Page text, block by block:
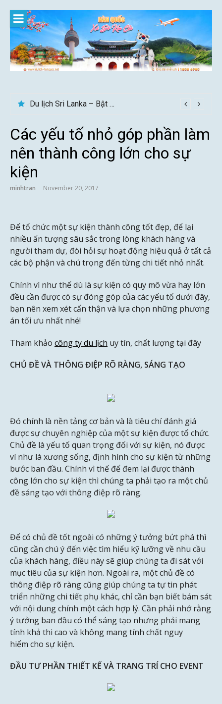
content
Du lịch Sri Lanka – Bật mí nên đi mùa nào đẹp
Các yếu tố nhỏ góp phần làm
nên thành công lớn cho sự
kiện
minhtran November 20, 2017
Để tổ chức một sự kiện thành công tốt đẹp, để lại
nhiều ấn tượng sâu sắc trong lòng khách hàng và
người tham dự, đòi hỏi sự hoạt động hiệu quả ở tất cả
các bộ phận và chú trọng đến từng chi tiết nhỏ nhất.
Chính vì như thế dù là sự kiện có quy mô vừa hay lớn
đều cần được có sự đóng góp của các yếu tố dưới đây,
bạn nên xem xét cẩn thận và lựa chọn những phương
án tối ưu nhất nhé!
Tham khảo công ty du lịch uy tín, chất lượng tại đây
CHỦ ĐỀ VÀ THÔNG ĐIỆP RÕ RÀNG, SÁNG TẠO
Đó chính là nền tảng cơ bản và là tiêu chí đánh giá
được sự chuyên nghiệp của một sự kiện được tổ chức.
Chủ đề là yếu tố quan trọng đối với sự kiện, nó được
ví như là xương sống, định hình cho sự kiện từ những
bước ban đầu. Chính vì thế để đem lại được thành
công lớn cho sự kiện thì chúng ta phải tạo ra một chủ
đề sáng tạo với thông điệp rõ ràng.
Để có chủ đề tốt ngoài có những ý tưởng bứt phá thì
cũng cần chú ý đến việc tìm hiểu kỹ lưỡng về nhu cầu
của khách hàng, điều này sẽ giúp chúng ta đi sát với
mục tiêu của sự kiện hơn. Ngoài ra, một chủ đề có
thông điệp rõ ràng cũng giúp chúng ta tự tin phát
triển những chi tiết phụ khác, chỉ cần bạn biết bám sát
với nội dung chính một cách hợp lý. Cần phải nhớ rằng
ý tưởng ban đầu có thể sáng tạo nhưng phải mang
tính khả thi cao và không mang tính chất nguy
hiểm cho sự kiện.
ĐẦU TƯ PHẦN THIẾT KẾ VÀ TRANG TRÍ CHO EVENT